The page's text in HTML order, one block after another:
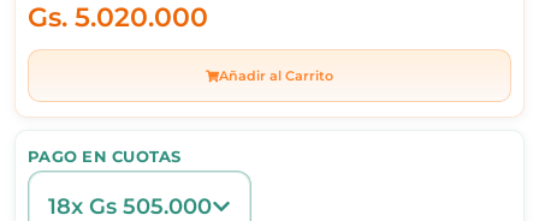
Gs. 5.020.000
Añadir al Carrito
PAGO EN CUOTAS
18x Gs 505.000